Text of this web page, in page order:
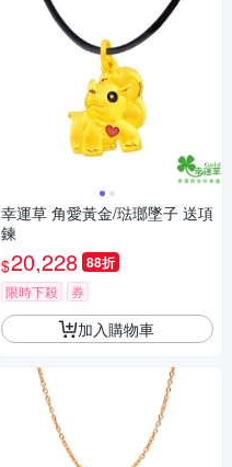
幸運草 角愛黃金/琺瑯墜子 送項
鍊
$20,228 88折
限時下殺 券
加入購物車